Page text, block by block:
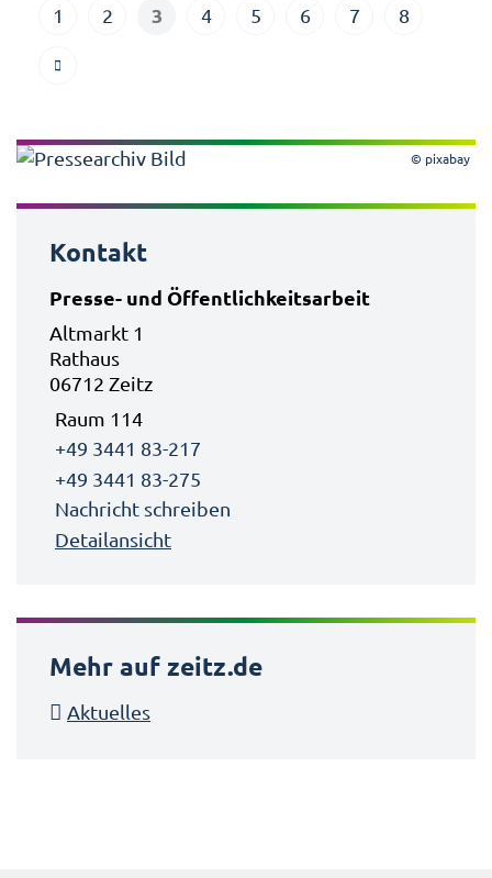
1 2 3 4 5 6 7 8
© pixabay
Kontakt
Presse- und Öffentlichkeitsarbeit
Altmarkt 1
Rathaus
06712 Zeitz
Raum 114
+49 3441 83-217
+49 3441 83-275
Nachricht schreiben
Detailansicht
Mehr auf zeitz.de
Aktuelles